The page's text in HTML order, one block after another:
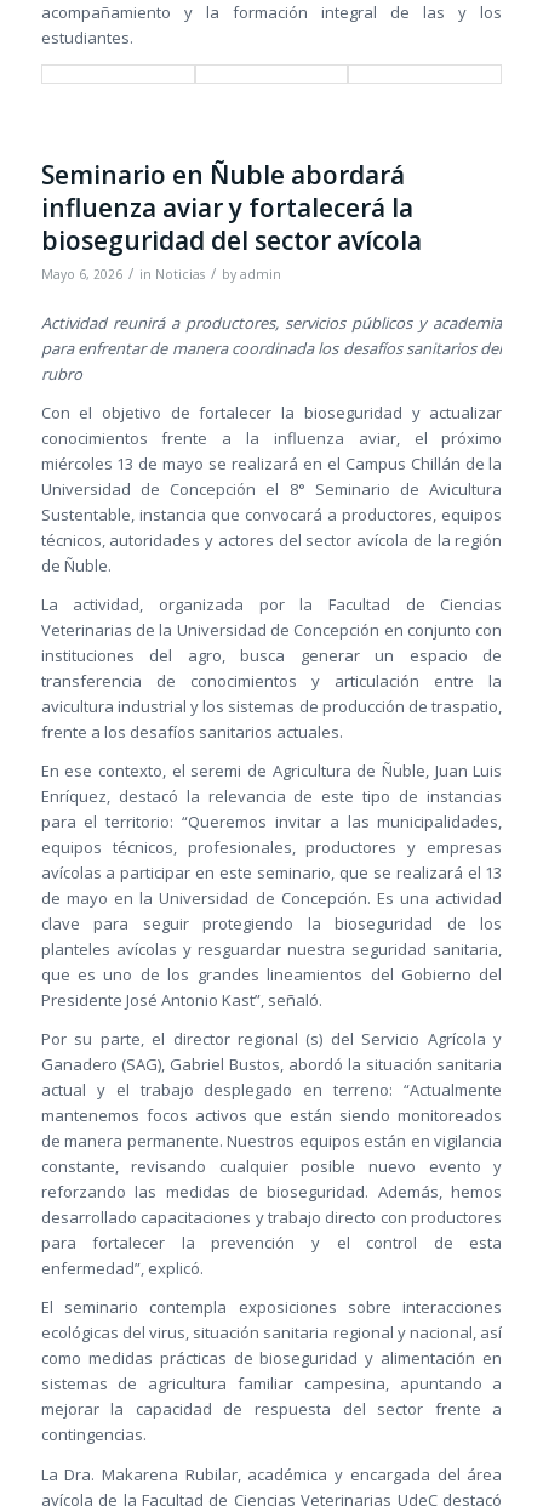
acompañamiento y la formación integral de las y los
estudiantes.
Seminario en Ñuble abordará
influenza aviar y fortalecerá la
bioseguridad del sector avícola
Mayo 6, 2026 / in Noticias / by admin
Actividad reunirá a productores, servicios públicos y academia
para enfrentar de manera coordinada los desafíos sanitarios del
rubro
Con el objetivo de fortalecer la bioseguridad y actualizar
conocimientos frente a la influenza aviar, el próximo
miércoles 13 de mayo se realizará en el Campus Chillán de la
Universidad de Concepción el 8° Seminario de Avicultura
Sustentable, instancia que convocará a productores, equipos
técnicos, autoridades y actores del sector avícola de la región
de Ñuble.
La actividad, organizada por la Facultad de Ciencias
Veterinarias de la Universidad de Concepción en conjunto con
instituciones del agro, busca generar un espacio de
transferencia de conocimientos y articulación entre la
avicultura industrial y los sistemas de producción de traspatio,
frente a los desafíos sanitarios actuales.
En ese contexto, el seremi de Agricultura de Ñuble, Juan Luis
Enríquez, destacó la relevancia de este tipo de instancias
para el territorio: “Queremos invitar a las municipalidades,
equipos técnicos, profesionales, productores y empresas
avícolas a participar en este seminario, que se realizará el 13
de mayo en la Universidad de Concepción. Es una actividad
clave para seguir protegiendo la bioseguridad de los
planteles avícolas y resguardar nuestra seguridad sanitaria,
que es uno de los grandes lineamientos del Gobierno del
Presidente José Antonio Kast”, señaló.
Por su parte, el director regional (s) del Servicio Agrícola y
Ganadero (SAG), Gabriel Bustos, abordó la situación sanitaria
actual y el trabajo desplegado en terreno: “Actualmente
mantenemos focos activos que están siendo monitoreados
de manera permanente. Nuestros equipos están en vigilancia
constante, revisando cualquier posible nuevo evento y
reforzando las medidas de bioseguridad. Además, hemos
desarrollado capacitaciones y trabajo directo con productores
para fortalecer la prevención y el control de esta
enfermedad”, explicó.
El seminario contempla exposiciones sobre interacciones
ecológicas del virus, situación sanitaria regional y nacional, así
como medidas prácticas de bioseguridad y alimentación en
sistemas de agricultura familiar campesina, apuntando a
mejorar la capacidad de respuesta del sector frente a
contingencias.
La Dra. Makarena Rubilar, académica y encargada del área
avícola de la Facultad de Ciencias Veterinarias UdeC destacó